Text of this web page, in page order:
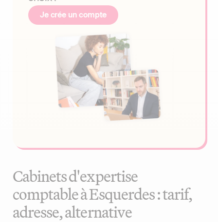
Je crée un compte
Cabinets d'expertise
comptable à Esquerdes : tarif,
adresse, alternative